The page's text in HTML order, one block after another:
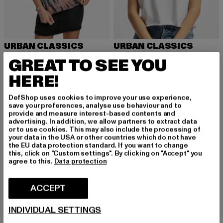
URBAN CLASSICS
Tie Dye Boyfriend
EUR 14,94
Huidige prijs: EUR 14,94
EUR 22,99 Actieprijs: EUR 22,99
URBAN CLASSICS
Ladies Essentials Short
EUR 13,10
Huidige prijs: EUR 13,10
EUR 22,99
-43% -56%
GREAT TO SEE YOU
HERE!
DefShop uses cookies to improve your use experience,
save your preferences, analyse use behaviour and to
provide and measure interest-based contents and
advertising. In addition, we allow partners to extract data
or to use cookies. This may also include the processing of
your data in the USA or other countries which do not have
the EU data protection standard. If you want to change
this, click on "Custom settings". By clicking on "Accept" you
agree to this. Data protection
ACCEPT
INDIVIDUAL SETTINGS